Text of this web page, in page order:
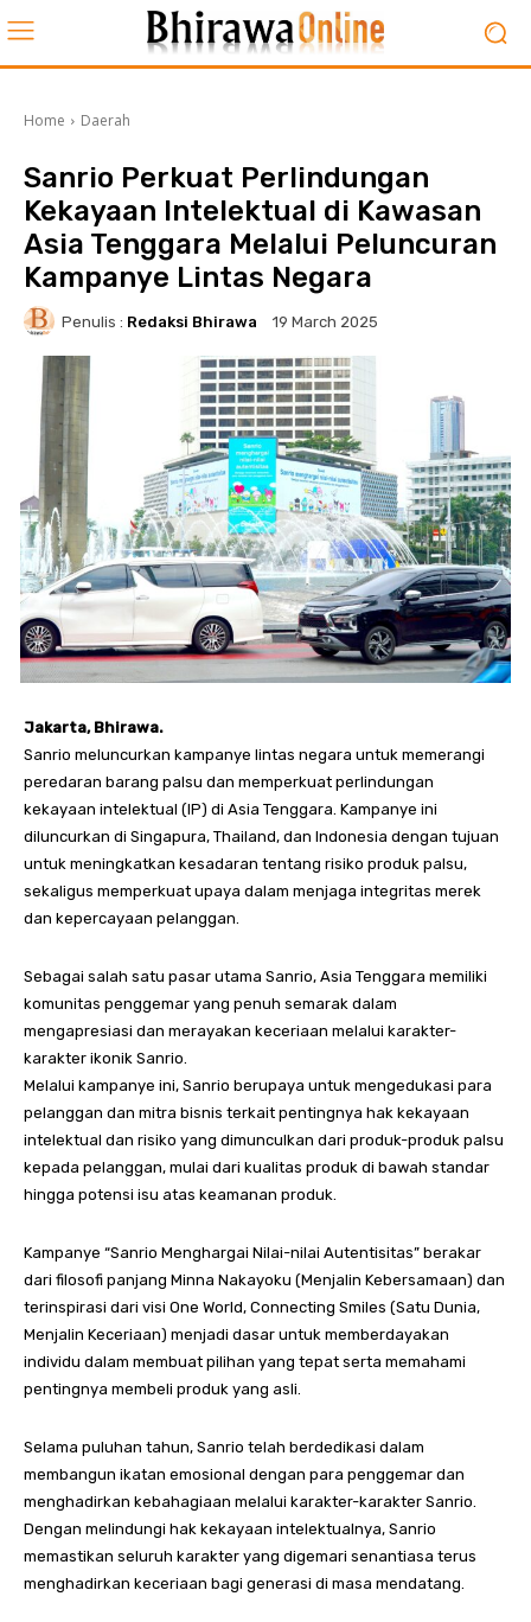
Home Daerah
Sanrio Perkuat Perlindungan
Kekayaan Intelektual di Kawasan
Asia Tenggara Melalui Peluncuran
Kampanye Lintas Negara
Penulis : Redaksi Bhirawa 19 March 2025
Jakarta, Bhirawa.
Sanrio meluncurkan kampanye lintas negara untuk memerangi
peredaran barang palsu dan memperkuat perlindungan
kekayaan intelektual (IP) di Asia Tenggara. Kampanye ini
diluncurkan di Singapura, Thailand, dan Indonesia dengan tujuan
untuk meningkatkan kesadaran tentang risiko produk palsu,
sekaligus memperkuat upaya dalam menjaga integritas merek
dan kepercayaan pelanggan.
Sebagai salah satu pasar utama Sanrio, Asia Tenggara memiliki
komunitas penggemar yang penuh semarak dalam
mengapresiasi dan merayakan keceriaan melalui karakter-
karakter ikonik Sanrio.
Melalui kampanye ini, Sanrio berupaya untuk mengedukasi para
pelanggan dan mitra bisnis terkait pentingnya hak kekayaan
intelektual dan risiko yang dimunculkan dari produk-produk palsu
kepada pelanggan, mulai dari kualitas produk di bawah standar
hingga potensi isu atas keamanan produk.
Kampanye “Sanrio Menghargai Nilai-nilai Autentisitas” berakar
dari filosofi panjang Minna Nakayoku (Menjalin Kebersamaan) dan
terinspirasi dari visi One World, Connecting Smiles (Satu Dunia,
Menjalin Keceriaan) menjadi dasar untuk memberdayakan
individu dalam membuat pilihan yang tepat serta memahami
pentingnya membeli produk yang asli.
Selama puluhan tahun, Sanrio telah berdedikasi dalam
membangun ikatan emosional dengan para penggemar dan
menghadirkan kebahagiaan melalui karakter-karakter Sanrio.
Dengan melindungi hak kekayaan intelektualnya, Sanrio
memastikan seluruh karakter yang digemari senantiasa terus
menghadirkan keceriaan bagi generasi di masa mendatang.